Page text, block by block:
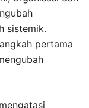
sistemik.
pertama